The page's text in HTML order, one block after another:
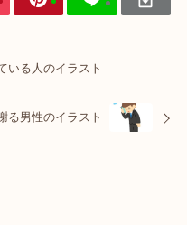
いる人のイラスト
る男性のイラスト